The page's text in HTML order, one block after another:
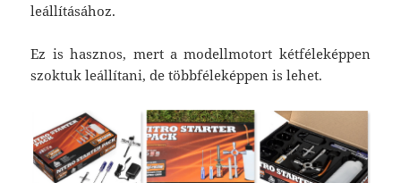
leállításához.
Ez is hasznos, mert a modellmotort kétféleképpen
szoktuk leállítani, de többféleképpen is lehet.